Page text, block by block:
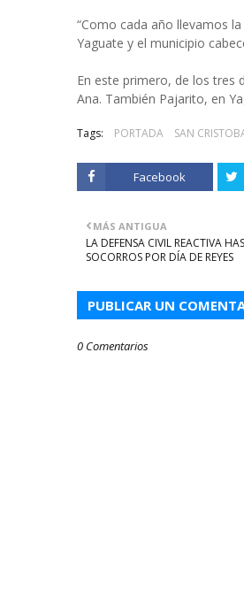
“Como cada año llevamos
Yaguate y el municipio
En este primero, de los tres
Ana. También Pajarito, en
Tags: PORTADA SAN
Facebook
MÁS ANTIGUA
LA DEFENSA CIVIL REACTIVA
SOCORROS POR DÍA DE REYES
PUBLICAR UN
0 Comentarios